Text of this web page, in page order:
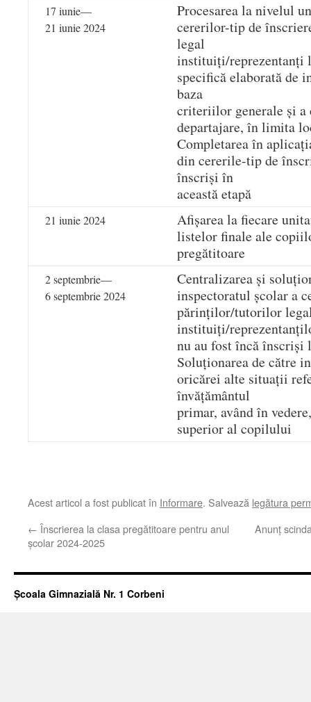
17 iunie—
21 iunie 2024
Procesarea la nivelul
cererilor-tip de
legal
instituiți/reprezentanți
specifică elaborată de
baza
criteriilor generale și a
departajare, în limita
Completarea în
din cererile-tip de
înscriși în
această etapă
21 iunie 2024
Afișarea la fiecare
listelor finale ale
pregătitoare
2 septembrie—
6 septembrie 2024
Centralizarea și
inspectoratul școlar a
părinților/tutorilor
instituiți/
nu au fost încă înscriși
Soluționarea de către
oricărei alte situații
învățământul
primar, având în
superior al copilului
Acest articol a fost publicat în Informare. Salvează legătura
← Înscrierea la clasa pregătitoare pentru anul
școlar 2024-2025
Anunț
Școala Gimnazială Nr. 1 Corbeni